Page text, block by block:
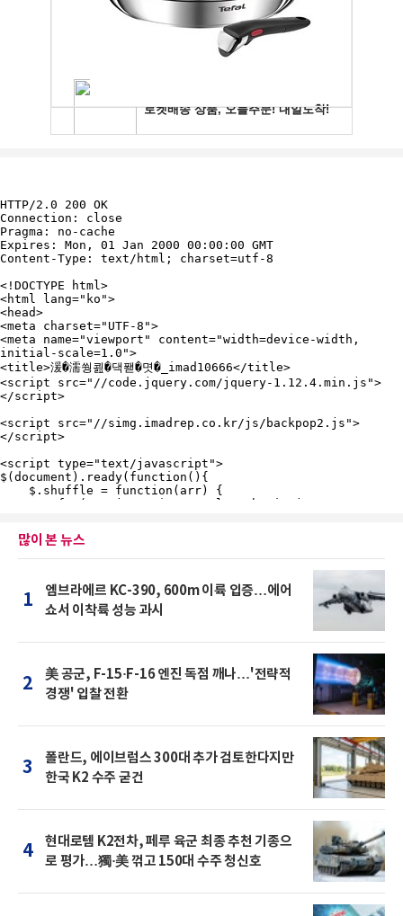
많이 본 뉴스
1
엠브라에르 KC-390, 600m 이륙 입증…에어
쇼서 이착륙 성능 과시
2
美 공군, F-15·F-16 엔진 독점 깨나…'전략적
경쟁' 입찰 전환
3
폴란드, 에이브럼스 300대 추가 검토한다지만
한국 K2 수주 굳건
4
현대로템 K2전차, 페루 육군 최종 추천 기종으
로 평가…獨·美 꺾고 150대 수주 청신호